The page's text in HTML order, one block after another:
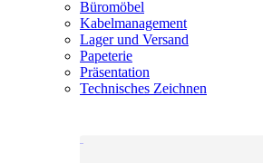
Büromöbel
Kabelmanagement
Lager und Versand
Papeterie
Präsentation
Technisches Zeichnen